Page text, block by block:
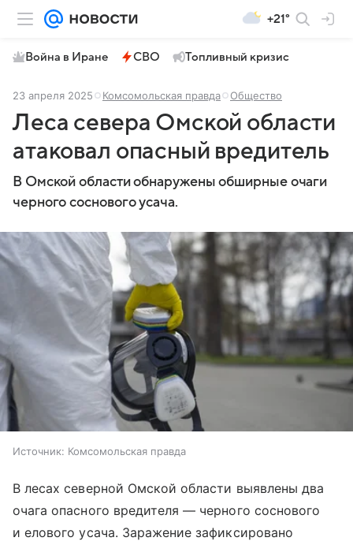
+21°
Война в Иране СВО Топливный кризис
23 апреля 2025 Комсомольская правда Общество
Леса севера Омской области
атаковал опасный вредитель
В Омской области обнаружены обширные очаги
черного соснового усача.
Источник: Комсомольская правда
В лесах северной Омской области выявлены два
очага опасного вредителя — черного соснового
и елового усача. Заражение зафиксировано